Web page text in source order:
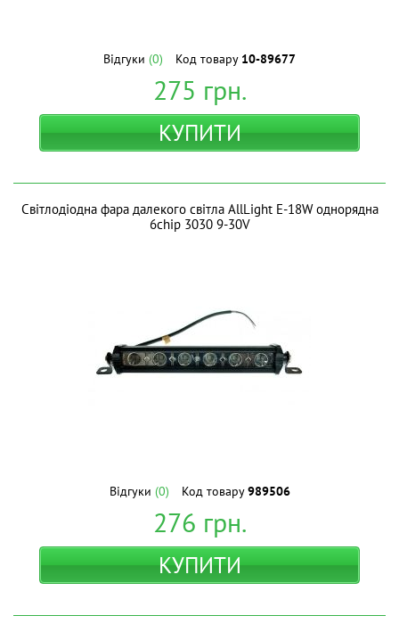
Відгуки (0) Код товару 10-89677
275 грн.
КУПИТИ
Світлодіодна фара далекого світла AllLight E-18W однорядна
6chip 3030 9-30V
Відгуки (0) Код товару989506
276 грн.
КУПИТИ